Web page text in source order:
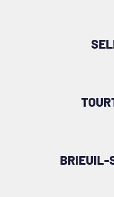
BRIEUIL-